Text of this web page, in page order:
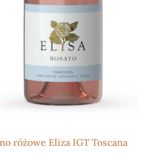
różowe Eliza IGT Toscana